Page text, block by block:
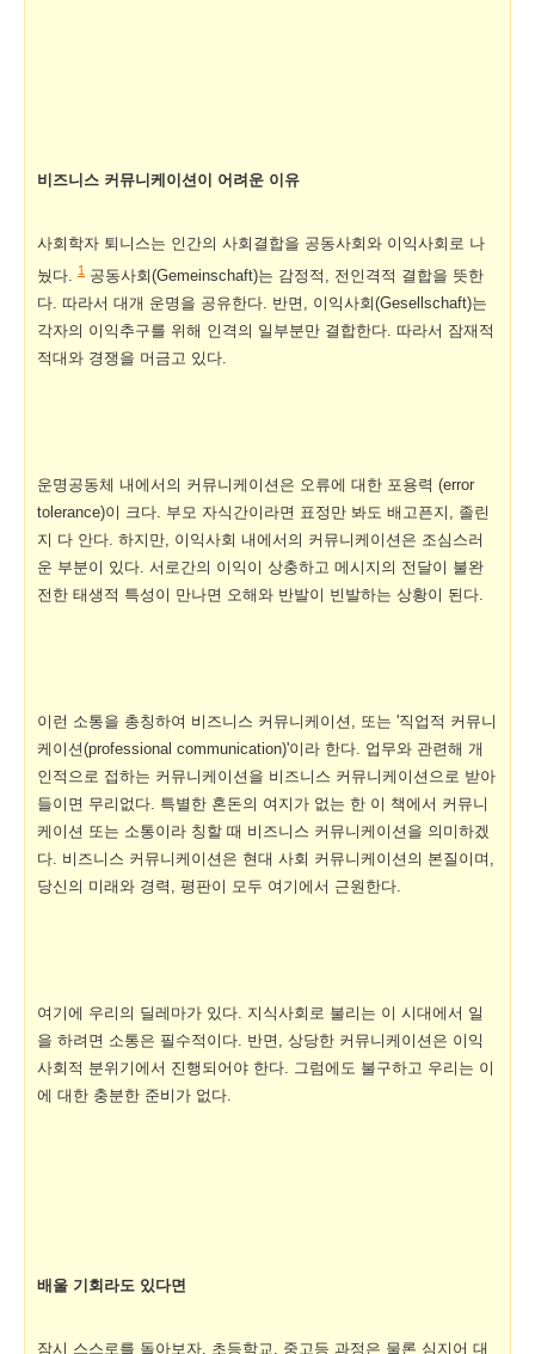
비즈니스 커뮤니케이션이 어려운 이유
사회학자 퇴니스는 인간의 사회결합을 공동사회와 이익사회로 나
눴다. 1 공동사회(Gemeinschaft)는 감정적, 전인격적 결합을 뜻한
다. 따라서 대개 운명을 공유한다. 반면, 이익사회(Gesellschaft)는
각자의 이익추구를 위해 인격의 일부분만 결합한다. 따라서 잠재적
적대와 경쟁을 머금고 있다.
운명공동체 내에서의 커뮤니케이션은 오류에 대한 포용력 (error
tolerance)이 크다. 부모 자식간이라면 표정만 봐도 배고픈지, 졸린
지 다 안다. 하지만, 이익사회 내에서의 커뮤니케이션은 조심스러
운 부분이 있다. 서로간의 이익이 상충하고 메시지의 전달이 불완
전한 태생적 특성이 만나면 오해와 반발이 빈발하는 상황이 된다.
이런 소통을 총칭하여 비즈니스 커뮤니케이션, 또는 '직업적 커뮤니
케이션(professional communication)'이라 한다. 업무와 관련해 개
인적으로 접하는 커뮤니케이션을 비즈니스 커뮤니케이션으로 받아
들이면 무리없다. 특별한 혼돈의 여지가 없는 한 이 책에서 커뮤니
케이션 또는 소통이라 칭할 때 비즈니스 커뮤니케이션을 의미하겠
다. 비즈니스 커뮤니케이션은 현대 사회 커뮤니케이션의 본질이며,
당신의 미래와 경력, 평판이 모두 여기에서 근원한다.
여기에 우리의 딜레마가 있다. 지식사회로 불리는 이 시대에서 일
을 하려면 소통은 필수적이다. 반면, 상당한 커뮤니케이션은 이익
사회적 분위기에서 진행되어야 한다. 그럼에도 불구하고 우리는 이
에 대한 충분한 준비가 없다.
배울 기회라도 있다면
잠시 스스로를 돌아보자. 초등학교, 중고등 과정은 물론 심지어 대